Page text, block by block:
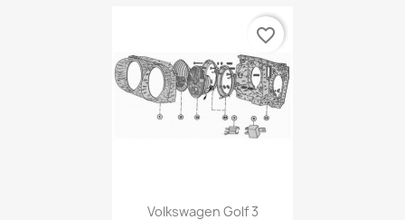
Volkswagen Golf 3
favorite_border